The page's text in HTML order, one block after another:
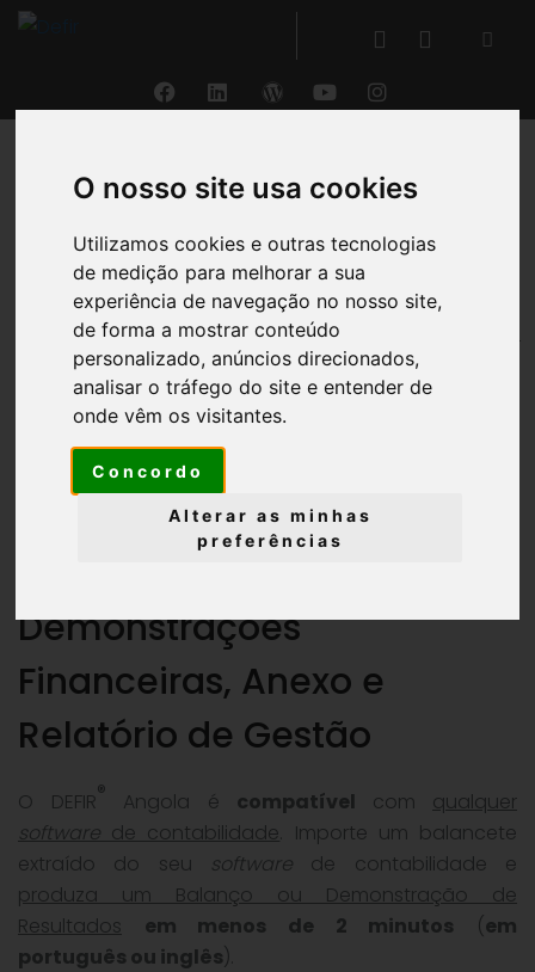
O nosso site usa cookies
Utilizamos cookies e outras tecnologias
de medição para melhorar a sua
experiência de navegação no nosso site,
de forma a mostrar conteúdo
personalizado, anúncios direcionados,
analisar o tráfego do site e entender de
onde vêm os visitantes.
Concordo
Alterar as minhas
preferências
VOLTAR
DEFIR® Angola
O DEFIR®é100% compatívelcom o
contabilístico angolano!
Elabore as Demonstrações Financeiras e o Anexo
com toda afiabilidade
softwarede prestação de contas mais completo
Demonstrações
Financeiras, Anexo e
Relatório de Gestão
O DEFIR® Angola é compatível com qualquer
software de contabilidade . Importe um balancete
extraído do seu
software de contabilidade e
produza um Balanço ou Demonstração de
Resultados
em menos de 2 minutos (em
português ou inglês).